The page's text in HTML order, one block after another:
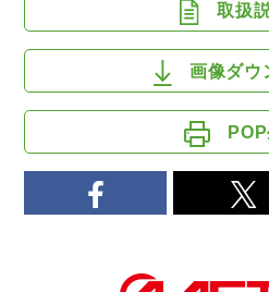
取扱
画像ダウ